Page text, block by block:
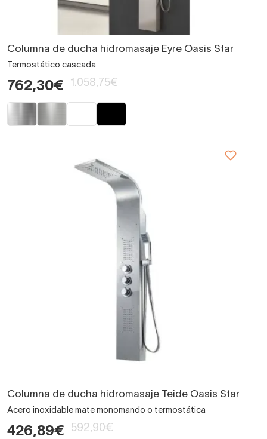
Columna de ducha hidromasaje Eyre Oasis Star
Termostático cascada
762,30€ 1.058,75€
Columna de ducha hidromasaje Teide Oasis Star
Acero inoxidable mate monomando o termostática
426,89€ 592,90€